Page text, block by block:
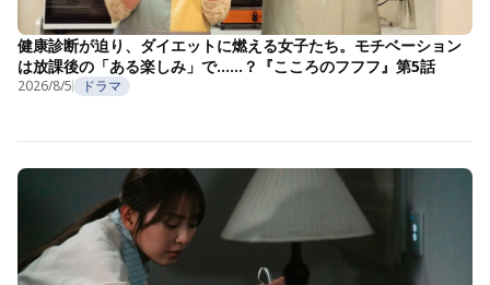
健康診断が迫り、ダイエットに燃える女子たち。モチベーション
は放課後の「ある楽しみ」で……？『こころのフフフ』第5話
2026/8/5 ドラマ